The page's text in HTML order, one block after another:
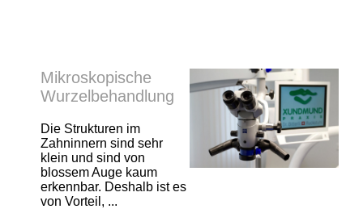
Mikroskopische
Wurzelbehandlung
Die Strukturen im
Zahninnern sind sehr
klein und sind von
blossem Auge kaum
erkennbar. Deshalb ist es
von Vorteil, ...